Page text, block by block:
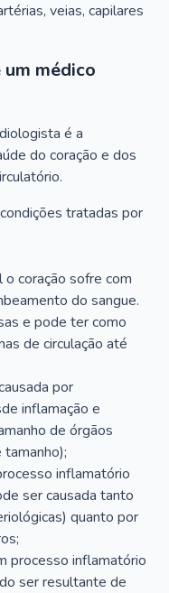
veias, capilares
médico
é a
do coração e dos
tratadas por
o coração sofre com
do sangue.
e pode ter como
de circulação até
por
inflamação e
de órgãos
inflamatório
ser causada tanto
quanto por
processo inflamatório
ser resultante de